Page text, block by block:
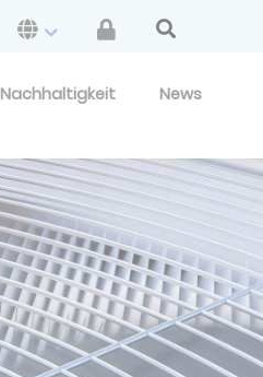
Nachhaltigkeit News